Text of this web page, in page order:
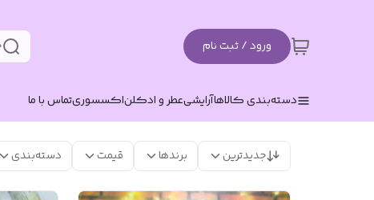
ورود / ثبت نام
دسته‌بندی کالاهاآرایشیعطر و ادکلناکسسوریتماس با ما
جدیدترین برندها قیمت دسته‌بندی